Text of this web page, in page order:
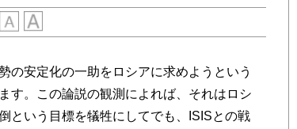
安定化の一助をロシアに求めようという
す。この論説の観測によれば、それはロシ
という目標を犠牲にしてでも、ISISとの戦